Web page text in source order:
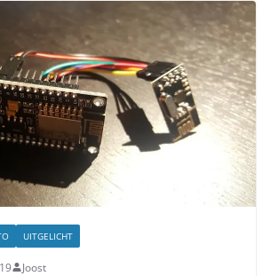
UITGELICHT
Joost